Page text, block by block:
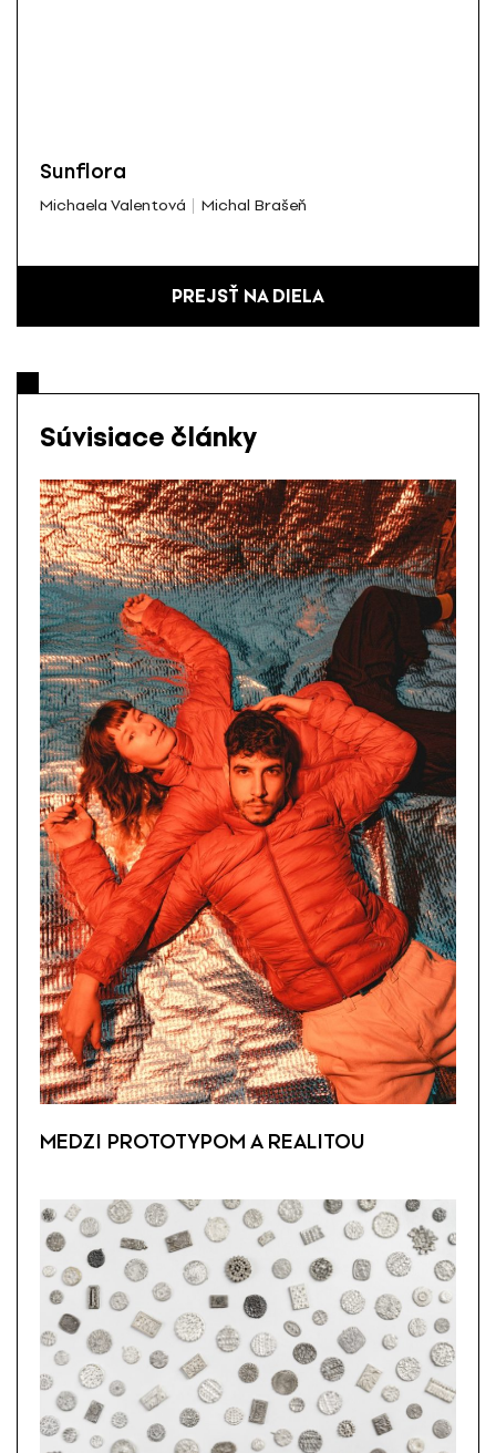
Sunflora
Michaela Valentová Michal Brašeň
PREJSŤ NA DIELA
Súvisiace články
MEDZI PROTOTYPOM A REALITOU